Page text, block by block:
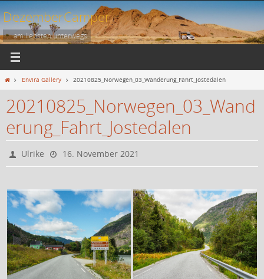
Zum
Inhalt
springen
DezemberCamper
... am liebsten unterwegs
StartEnvira Gallery 20210825_Norwegen_03_Wanderung_Fahrt_Jostedalen
20210825_Norwegen_03_Wand
erung_Fahrt_Jostedalen
Ulrike 16. November 2021